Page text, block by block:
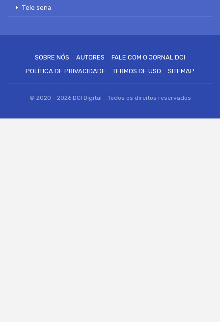
Tele sena
SOBRE NÓS AUTORES
FALE COM O JORNAL DCI
POLÍTICA DE PRIVACIDADE
TERMOS DE USO SITEMAP
© 2020 - 2026 DCI Digital - Todos os direitos reservados